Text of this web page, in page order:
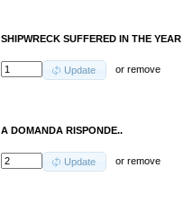
SHIPWRECK SUFFERED IN THE YEAR
Update orremove
A DOMANDA RISPONDE..
Update orremove